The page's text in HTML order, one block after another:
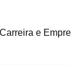
Carreira e